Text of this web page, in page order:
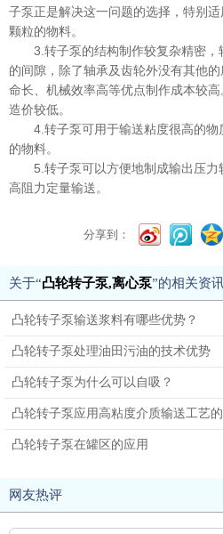
子泵正是解决这一问题的选择，特别
颗粒的物料。
3.转子泵的结构制作较复杂精密
的间隙，除了轴承及齿轮外没有其他
命长、机械效率高等优点制作成本较
造价较低。
4.转子泵可用于输送粘度很高的
的物料。
5.转子泵可以方便地制成输出压
高阻力定量输送。
分享到：
关于“凸轮转子泵,离心泵”的相关资
凸轮转子泵输送浆料有哪些优势？
凸轮转子泵处理油田污油的技术优势
凸轮转子泵为什么可以自吸？
凸轮转子泵应用高粘度介质输送工艺
凸轮转子泵在罐区的应用
网友热评